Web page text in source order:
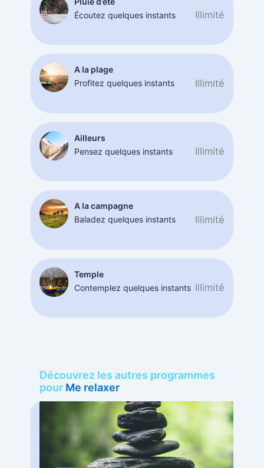
Écoutez quelques instants
Illimité
A la plage
Profitez quelques instants
Illimité
Ailleurs
Pensez quelques instants
Illimité
A la campagne
Baladez quelques instants
Illimité
Temple
Contemplez quelques instants Illimité
Découvrez les autres programmes
pour Me relaxer